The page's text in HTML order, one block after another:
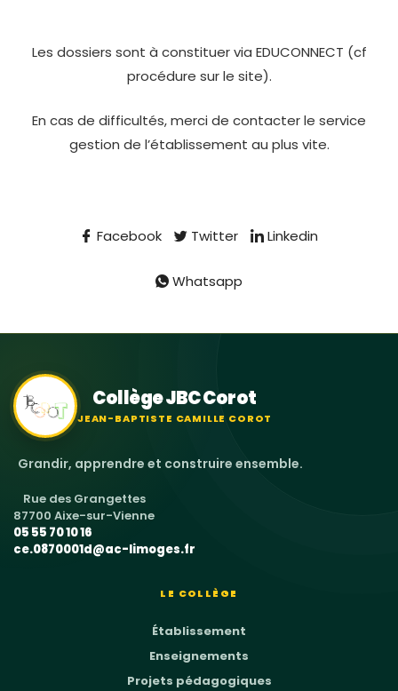
Les dossiers sont à constituer via EDUCONNECT (cf
procédure sur le site).
En cas de difficultés, merci de contacter le service
gestion de l’établissement au plus vite.
Facebook Twitter Linkedin
Whatsapp
Collège JBC Corot
JEAN-BAPTISTE CAMILLE COROT
Grandir, apprendre et construire ensemble.
Rue des Grangettes
87700 Aixe-sur-Vienne
05 55 70 10 16
ce.0870001d@ac-limoges.fr
LE COLLÈGE
Établissement
Enseignements
Projets pédagogiques